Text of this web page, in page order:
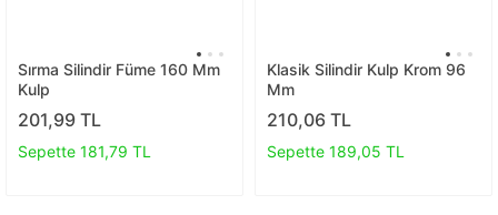
Sırma Silindir Füme 160 Mm
Kulp
201,99 TL
Sepette 181,79 TL
Klasik Silindir Kulp Krom 96
Mm
210,06 TL
Sepette 189,05 TL